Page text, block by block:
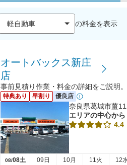
の料金を表示
オートバックス新庄
店
事前見積り作業・料金の詳細をご説明
特典あり 早割り 優良店
奈良県葛城市薑
エリアの中心から
4.4
08/08土 09日 10月 11火 12